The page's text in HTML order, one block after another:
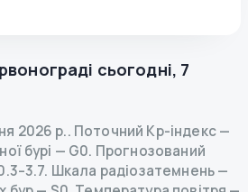
сьогодні, 7
2026 р.. Поточний Kp-індекс—
бурі — G0. Прогнозований
Шкала радіозатемнень—